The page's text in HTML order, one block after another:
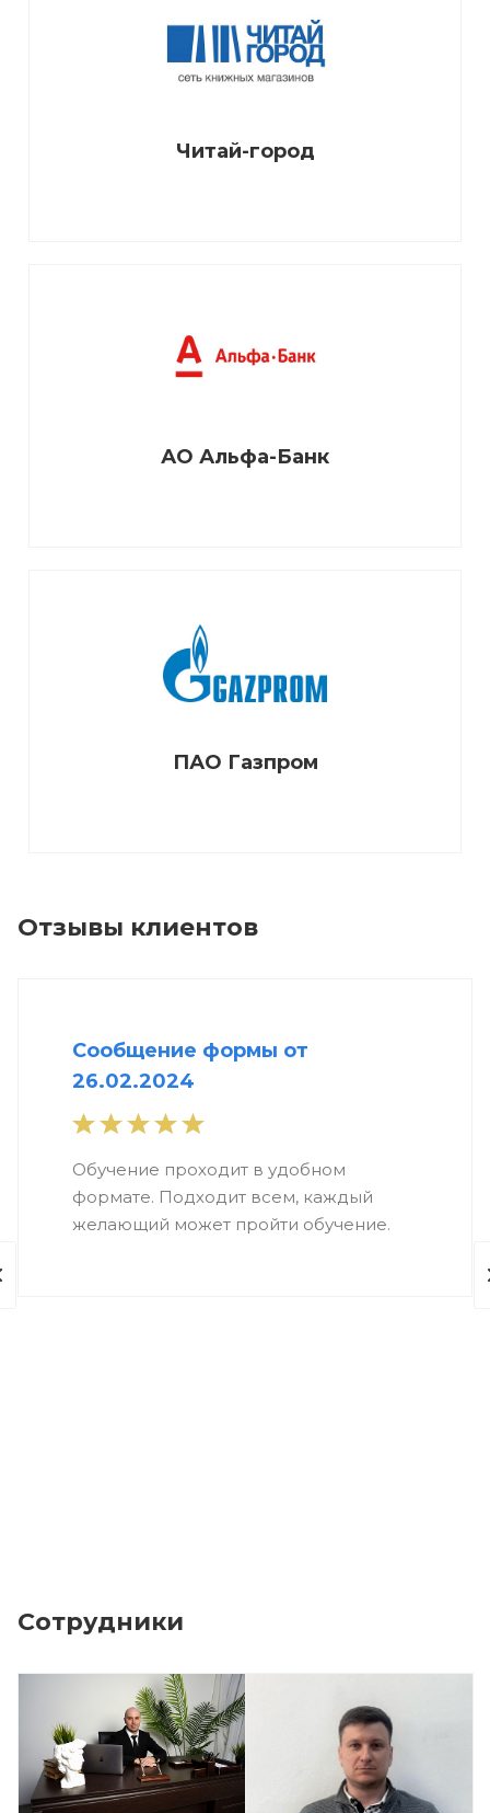
Читай-город
АО Альфа-Банк
ПАО Газпром
Отзывы клиентов
Сообщение формы от
26.02.2024
Обучение проходит в удобном
формате. Подходит всем, каждый
желающий может пройти обучение.
Сотрудники